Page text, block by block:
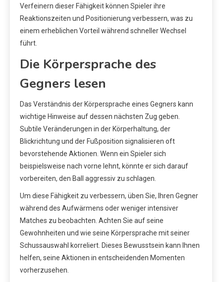
Verfeinern dieser Fähigkeit können Spieler ihre
Reaktionszeiten und Positionierung verbessern, was zu
einem erheblichen Vorteil während schneller Wechsel
führt.
Die Körpersprache des
Gegners lesen
Das Verständnis der Körpersprache eines Gegners kann
wichtige Hinweise auf dessen nächsten Zug geben.
Subtile Veränderungen in der Körperhaltung, der
Blickrichtung und der Fußposition signalisieren oft
bevorstehende Aktionen. Wenn ein Spieler sich
beispielsweise nach vorne lehnt, könnte er sich darauf
vorbereiten, den Ball aggressiv zu schlagen.
Um diese Fähigkeit zu verbessern, üben Sie, Ihren Gegner
während des Aufwärmens oder weniger intensiver
Matches zu beobachten. Achten Sie auf seine
Gewohnheiten und wie seine Körpersprache mit seiner
Schussauswahl korreliert. Dieses Bewusstsein kann Ihnen
helfen, seine Aktionen in entscheidenden Momenten
vorherzusehen.